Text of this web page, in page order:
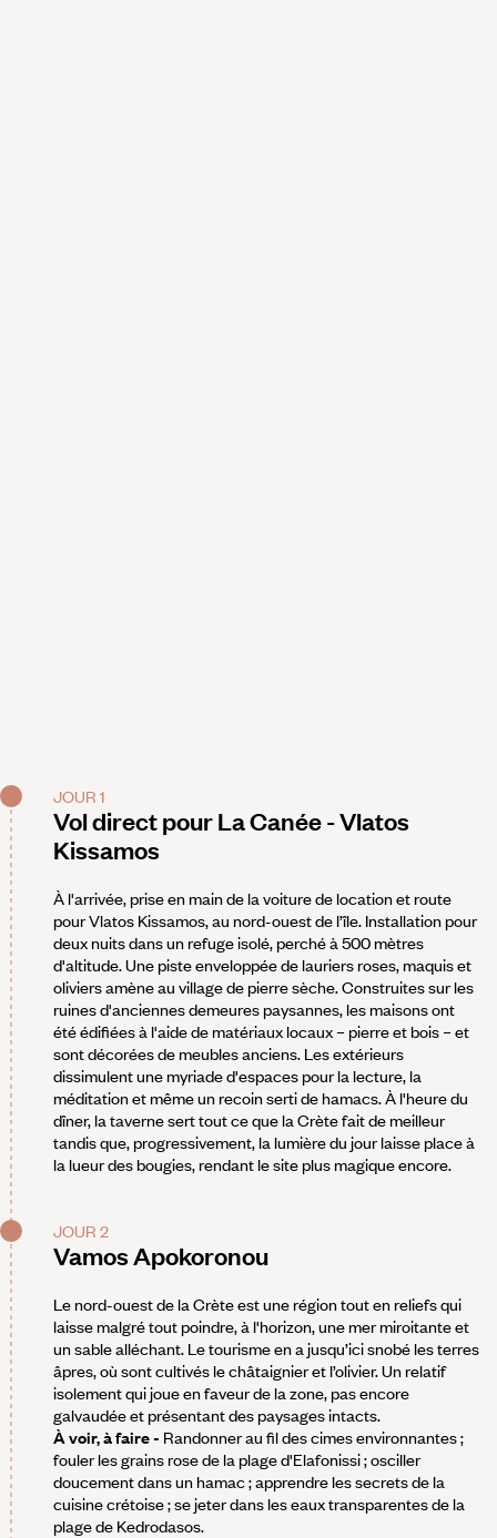
JOUR 1
Vol direct pour La Canée - Vlatos
Kissamos
À l'arrivée, prise en main de la voiture de location et route
pour Vlatos Kissamos, au nord-ouest de l’île. Installation pour
deux nuits dans un refuge isolé, perché à 500 mètres
d'altitude. Une piste enveloppée de lauriers roses, maquis et
oliviers amène au village de pierre sèche. Construites sur les
ruines d'anciennes demeures paysannes, les maisons ont
été édifiées à l'aide de matériaux locaux – pierre et bois – et
sont décorées de meubles anciens. Les extérieurs
dissimulent une myriade d'espaces pour la lecture, la
méditation et même un recoin serti de hamacs. À l'heure du
dîner, la taverne sert tout ce que la Crète fait de meilleur
tandis que, progressivement, la lumière du jour laisse place à
la lueur des bougies, rendant le site plus magique encore.
JOUR 2
Vamos Apokoronou
Le nord-ouest de la Crète est une région tout en reliefs qui
laisse malgré tout poindre, à l'horizon, une mer miroitante et
un sable alléchant. Le tourisme en a jusqu’ici snobé les terres
âpres, où sont cultivés le châtaignier et l’olivier. Un relatif
isolement qui joue en faveur de la zone, pas encore
galvaudée et présentant des paysages intacts.
À voir, à faire - Randonner au fil des cimes environnantes ;
fouler les grains rose de la plage d'Elafonissi ; osciller
doucement dans un hamac ; apprendre les secrets de la
cuisine crétoise ; se jeter dans les eaux transparentes de la
plage de Kedrodasos.